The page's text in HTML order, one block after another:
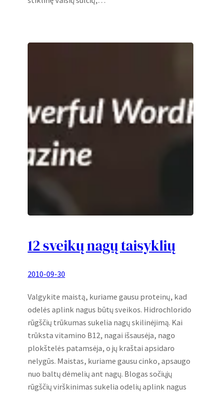
12 sveikų nagų taisyklių
2010-09-30
Valgykite maistą, kuriame gausu proteinų, kad
odelės aplink nagus būtų sveikos. Hidrochlorido
rūgščių trūkumas sukelia nagų skilinėjimą. Kai
trūksta vitamino B12, nagai išsausėja, nago
plokštelės patamsėja, o jų kraštai apsidaro
nelygūs. Maistas, kuriame gausu cinko, apsaugo
nuo baltų dėmelių ant nagų. Blogas sočiųjų
rūgščių virškinimas sukelia odelių aplink nagus